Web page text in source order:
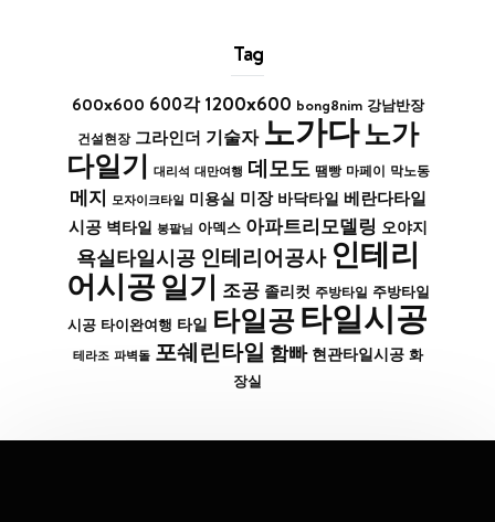
Tag
600x600 600각 1200x600 bong8nim 강남반장
건설현장 그라인더 기술자 노가다노가
다일기 대리석 대만여행 데모도 땜빵 마페이 막노동
메지 모자이크타일 미용실 미장 바닥타일 베란다타일
시공 벽타일 봉팔님 아덱스 아파트리모델링 오야지
욕실타일시공 인테리어공사 인테리
어시공 일기 조공 졸리컷 주방타일 주방타일
시공 타이완여행 타일 타일공타일시공
테라조 파벽돌 포쉐린타일 함빠 현관타일시공 화
장실